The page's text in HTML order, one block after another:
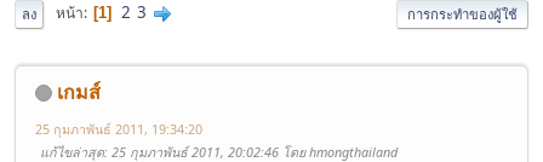
ลง หน้า 1 2 3 การกระทำของผู้ใช้
เกมส์
25 กุมภาพันธ์ 2011, 19:34:20
แก้ไขล่าสุด: 25 กุมภาพันธ์ 2011, 20:02:46 โดย hmongthailand